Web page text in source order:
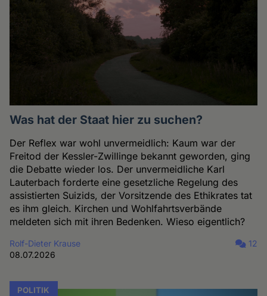
Was hat der Staat hier zu suchen?
Der Reflex war wohl unvermeidlich: Kaum war der
Freitod der Kessler-Zwillinge bekannt geworden, ging
die Debatte wieder los. Der unvermeidliche Karl
Lauterbach forderte eine gesetzliche Regelung des
assistierten Suizids, der Vorsitzende des Ethikrates tat
es ihm gleich. Kirchen und Wohlfahrtsverbände
meldeten sich mit ihren Bedenken. Wieso eigentlich?
Rolf-Dieter Krause
08.07.2026
12
POLITIK